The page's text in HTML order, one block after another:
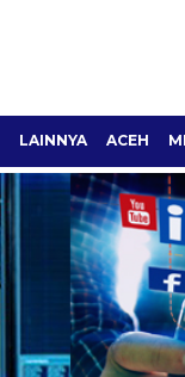
LAINNYA ACEH